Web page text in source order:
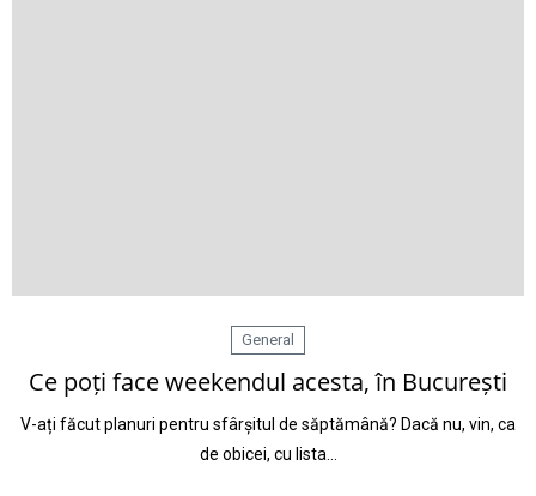
General
Ce poți face weekendul acesta, în București
V-ați făcut planuri pentru sfârșitul de săptămână? Dacă nu, vin, ca
de obicei, cu lista…